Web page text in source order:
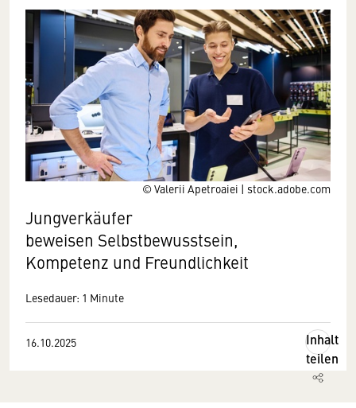
© Valerii Apetroaiei | stock.adobe.com
Jungverkäufer
beweisen Selbstbewusstsein,
Kompetenz und Freundlichkeit
Lesedauer: 1 Minute
16.10.2025
Inhalt
teilen